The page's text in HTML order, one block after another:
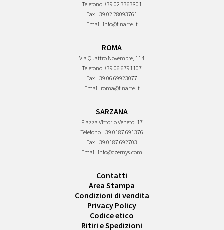
Telefono +39 02 3363801
Fax +39 02 28093761
Email info@finarte.it
ROMA
Via Quattro Novembre, 114
Telefono +39 06 6791107
Fax +39 06 69923077
Email roma@finarte.it
SARZANA
Piazza Vittorio Veneto, 17
Telefono +39 0187 691376
Fax +39 0187 692703
Email info@czernys.com
Contatti
Area Stampa
Condizioni di vendita
Privacy Policy
Codice etico
Ritiri e Spedizioni